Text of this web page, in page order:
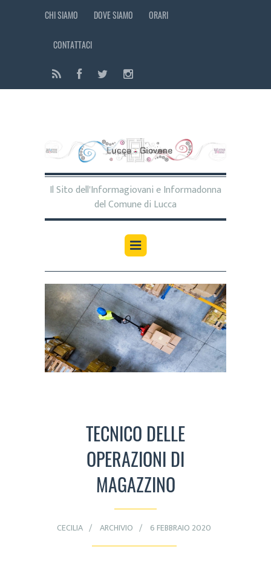
CHI SIAMO DOVE SIAMO ORARI
CONTATTACI
Il Sito dell'Informagiovani e Informadonna
del Comune di Lucca
TECNICO DELLE
OPERAZIONI DI
MAGAZZINO
CECILIA ARCHIVIO 6 FEBBRAIO 2020